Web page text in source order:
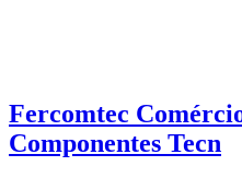
Fercomtec
Componentes Tecn